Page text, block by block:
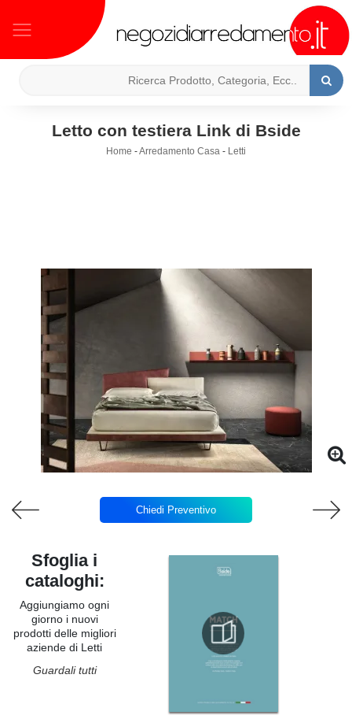
Letto con testiera Link di Bside
Home -Arredamento Casa - Letti
Chiedi Preventivo
Sfoglia i
cataloghi:
Aggiungiamo ogni
giorno i nuovi
prodotti delle migliori
aziende di Letti
Guardali tutti